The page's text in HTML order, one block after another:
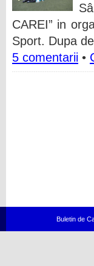
CAREI” in
Sport. Dupa
5 comentarii •
Buletin de